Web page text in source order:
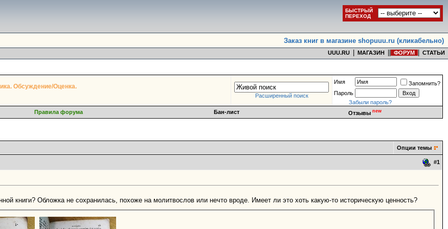
БЫСТРЫЙ
ПЕРЕХОД
Заказ книг в магазине shopuuu.ru (кликабельно)
UUU.RU МАГАЗИН ФОРУМ СТАТЬИ
Обсуждение/Оценка.
Расширенный поиск
Имя
Запомнить?
Пароль
Забыли пароль?
Правила форума Бан-лист Отзывы new
Опции темы
#1
книги? Обложка не сохранилась, похоже на молитвослов или нечто вроде. Имеет ли это хоть какую-то историческую ценность?